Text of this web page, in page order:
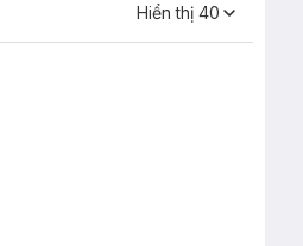
Hiển thị 40